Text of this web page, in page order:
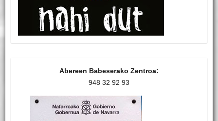
Abereen Babeserako Zentroa:
948 32 92 93